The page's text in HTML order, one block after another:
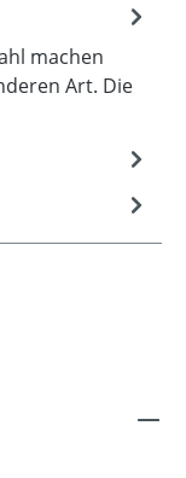
machen
Art. Die